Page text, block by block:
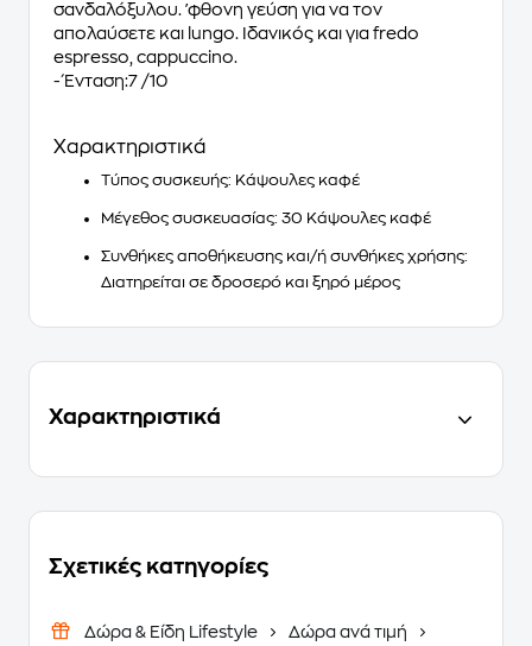
σανδαλόξυλου. ʼφθονη γεύση για να τον
απολαύσετε και lungo. Ιδανικός και για fredo
espresso, cappuccino.
- Ένταση:7 /10
Χαρακτηριστικά
Τύπος συσκευής: Κάψουλες καφέ
Μέγεθος συσκευασίας: 30 Κάψουλες καφέ
Συνθήκες αποθήκευσης και/ή συνθήκες χρήσης:
Διατηρείται σε δροσερό και ξηρό μέρος
Χαρακτηριστικά
Σχετικές κατηγορίες
Δώρα & Είδη Lifestyle
Δώρα ανά τιμή